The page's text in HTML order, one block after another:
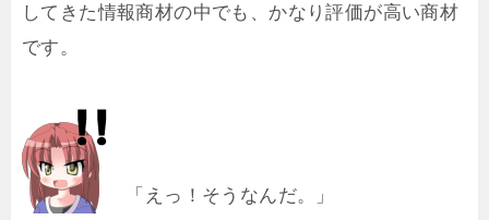
してきた情報商材の中でも、かなり評価が高い商材
です。
「えっ！そうなんだ。」